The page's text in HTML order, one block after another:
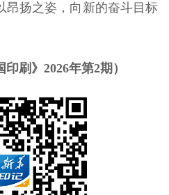
昂扬之姿，向新的奋斗目标
印刷》2026年第2期）